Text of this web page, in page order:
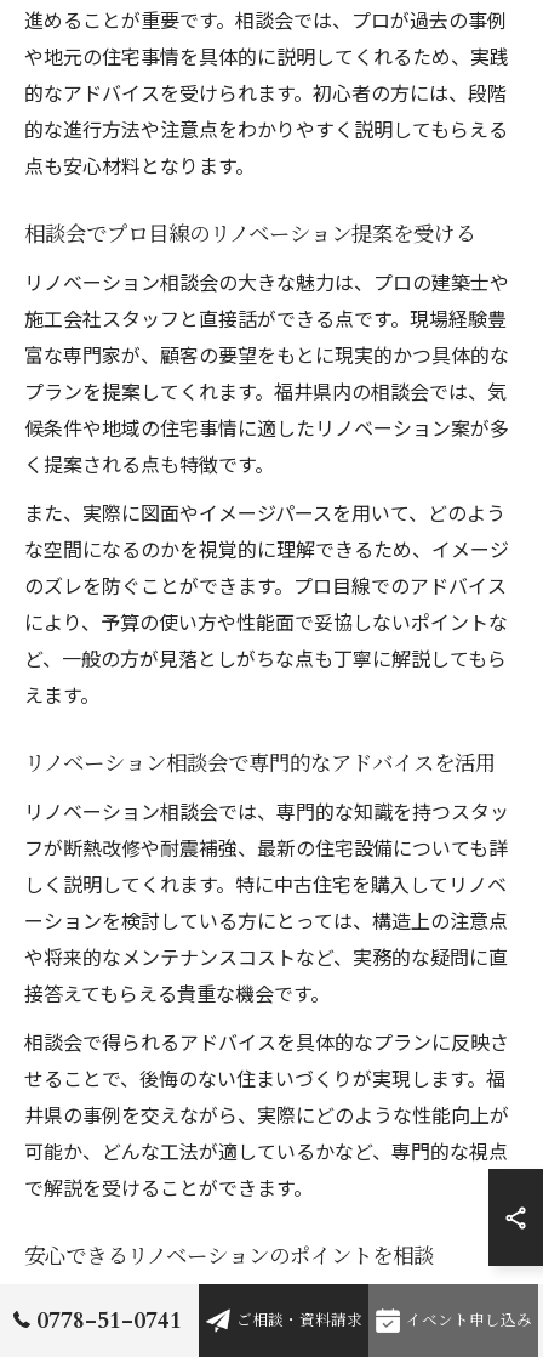
進めることが重要です。相談会では、プロが過去の事例
や地元の住宅事情を具体的に説明してくれるため、実践
的なアドバイスを受けられます。初心者の方には、段階
的な進行方法や注意点をわかりやすく説明してもらえる
点も安心材料となります。
相談会でプロ目線のリノベーション提案を受ける
リノベーション相談会の大きな魅力は、プロの建築士や
施工会社スタッフと直接話ができる点です。現場経験豊
富な専門家が、顧客の要望をもとに現実的かつ具体的な
プランを提案してくれます。福井県内の相談会では、気
候条件や地域の住宅事情に適したリノベーション案が多
く提案される点も特徴です。
また、実際に図面やイメージパースを用いて、どのよう
な空間になるのかを視覚的に理解できるため、イメージ
のズレを防ぐことができます。プロ目線でのアドバイス
により、予算の使い方や性能面で妥協しないポイントな
ど、一般の方が見落としがちな点も丁寧に解説してもら
えます。
リノベーション相談会で専門的なアドバイスを活用
リノベーション相談会では、専門的な知識を持つスタッ
フが断熱改修や耐震補強、最新の住宅設備についても詳
しく説明してくれます。特に中古住宅を購入してリノベ
ーションを検討している方にとっては、構造上の注意点
や将来的なメンテナンスコストなど、実務的な疑問に直
接答えてもらえる貴重な機会です。
相談会で得られるアドバイスを具体的なプランに反映さ
せることで、後悔のない住まいづくりが実現します。福
井県の事例を交えながら、実際にどのような性能向上が
可能か、どんな工法が適しているかなど、専門的な視点
で解説を受けることができます。
安心できるリノベーションのポイントを相談
リノベーションを進める上で、信頼できる施工会社や建
築士を選ぶことは最も重要なポイントのひとつです。相
0778-51-0741 ご相談・資料請求 イベント申し込み